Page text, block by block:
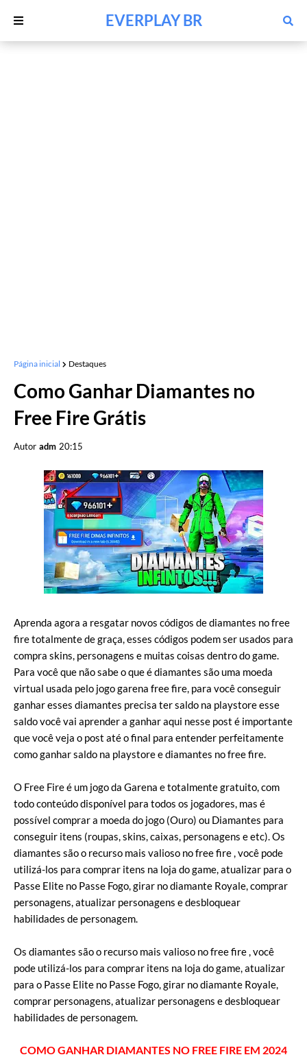
EVERPLAY BR
Página inicial Destaques
Como Ganhar Diamantes no
Free Fire Grátis
Autor adm 20:15
Aprenda agora a resgatar novos códigos de diamantes no free
fire totalmente de graça, esses códigos podem ser usados para
compra skins, personagens e muitas coisas dentro do game.
Para você que não sabe o que é diamantes são uma moeda
virtual usada pelo jogo garena free fire, para você conseguir
ganhar esses diamantes precisa ter saldo na playstore esse
saldo você vai aprender a ganhar aqui nesse post é importante
que você veja o post até o final para entender perfeitamente
como ganhar saldo na playstore e diamantes no free fire.
O Free Fire é um jogo da Garena e totalmente gratuito, com
todo conteúdo disponível para todos os jogadores, mas é
possível comprar a moeda do jogo (Ouro) ou Diamantes para
conseguir itens (roupas, skins, caixas, personagens e etc). Os
diamantes são o recurso mais valioso no free fire , você pode
utilizá-los para comprar itens na loja do game, atualizar para o
Passe Elite no Passe Fogo, girar no diamante Royale, comprar
personagens, atualizar personagens e desbloquear
habilidades de personagem.
Os diamantes são o recurso mais valioso no free fire , você
pode utilizá-los para comprar itens na loja do game, atualizar
para o Passe Elite no Passe Fogo, girar no diamante Royale,
comprar personagens, atualizar personagens e desbloquear
habilidades de personagem.
COMO GANHAR DIAMANTES NO FREE FIRE EM 2024